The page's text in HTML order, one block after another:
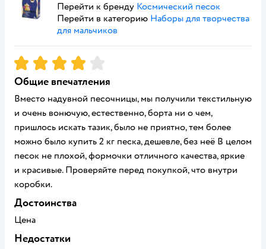
Перейти к бренду Космический песок
Перейти в категорию Наборы для творчества
для мальчиков
Рейтинг:4
Общие впечатления
Вместо надувной песочницы, мы получили текстильную
и очень вонючую, естественно, борта ни о чем,
пришлось искать тазик, было не приятно, тем более
можно было купить 2 кг песка, дешевле, без неё В целом
песок не плохой, формочки отличного качества, яркие
и красивые. Проверяйте перед покупкой, что внутри
коробки.
Достоинства
Цена
Недостатки